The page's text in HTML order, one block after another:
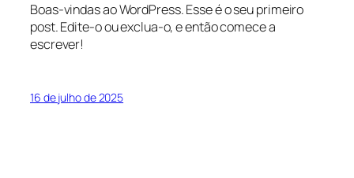
Boas-vindas ao WordPress. Esse é o seu primeiro
post. Edite-o ou exclua-o, e então comece a
escrever!
16 de julho de 2025